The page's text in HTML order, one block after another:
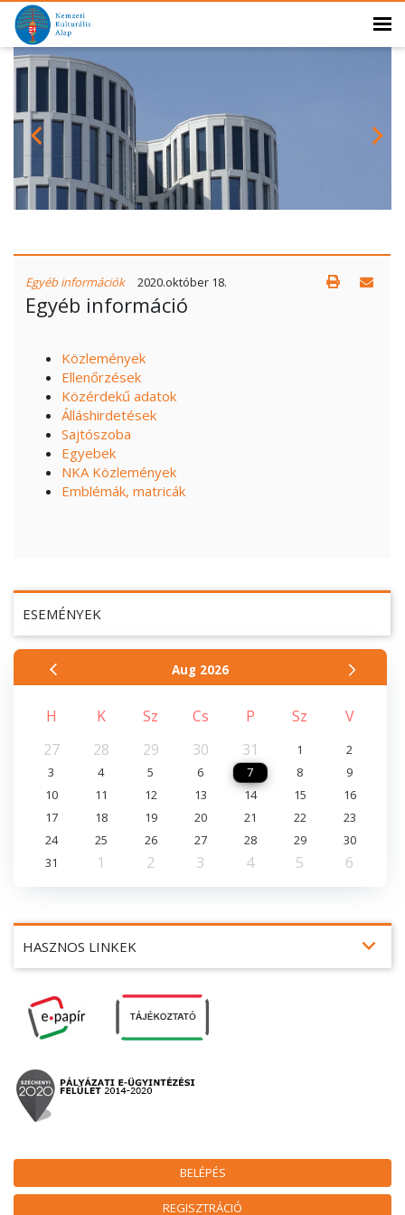
BELÉPÉS
REGISZTRÁCIÓ
HASZNOS LINKEK expand_more
ESEMÉNYEK
Aug 2026
H K Sz Cs P Sz
V
27
28 29 30 31 1
2
3
4 5 6 7 8
9
10
11 12 13 14 15
16
17
18 19 20 21 22
23
24
25 26 27 28 29
30
31
1 2 3 4 5 6
Egyéb információk 2020.október 18.
Egyéb információ
Közlemények
Ellenőrzések
Közérdekű adatok
Álláshirdetések
Sajtószoba
Egyebek
NKA Közlemények
Emblémák, matricák